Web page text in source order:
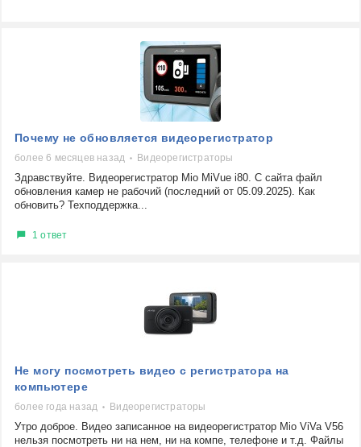
Почему не обновляется видеорегистратор
более 6 месяцев назад Видеорегистраторы
Здравствуйте. Видеорегистратор Mio MiVue i80. С сайта файл
обновления камер не рабочий (последний от 05.09.2025). Как
обновить? Техподдержка...
1 ответ
Не могу посмотреть видео с регистратора на
компьютере
более года назад Видеорегистраторы
Утро доброе. Видео записанное на видеорегистратор Mio ViVa V56
нельзя посмотреть ни на нем, ни на компе, телефоне и т.д. Файлы